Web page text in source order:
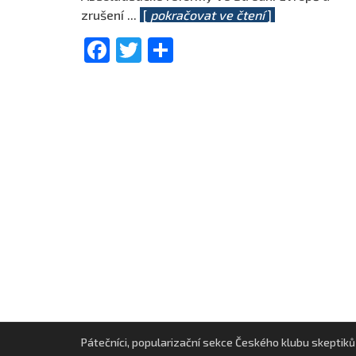
zrušení
[ pokračovat ve čtení]
Facebook
Twitter
Pátečníci, popularizační sekce Českého klubu